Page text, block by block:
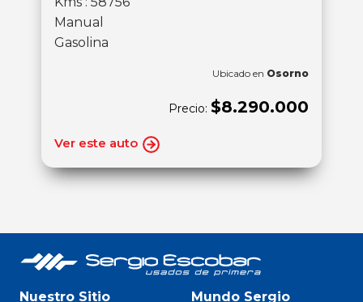
Manual
Gasolina
Ubicado en Osorno
Precio: $8.290.000
Ver este auto
Nuestro Sitio Mundo Sergio